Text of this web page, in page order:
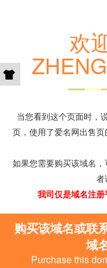
欢
当您看到这个页面时，
页，使用了爱名网出售
如果您需要购买该域名
者
我司仅是域名注册
购买该域名或联
域
Purchase this